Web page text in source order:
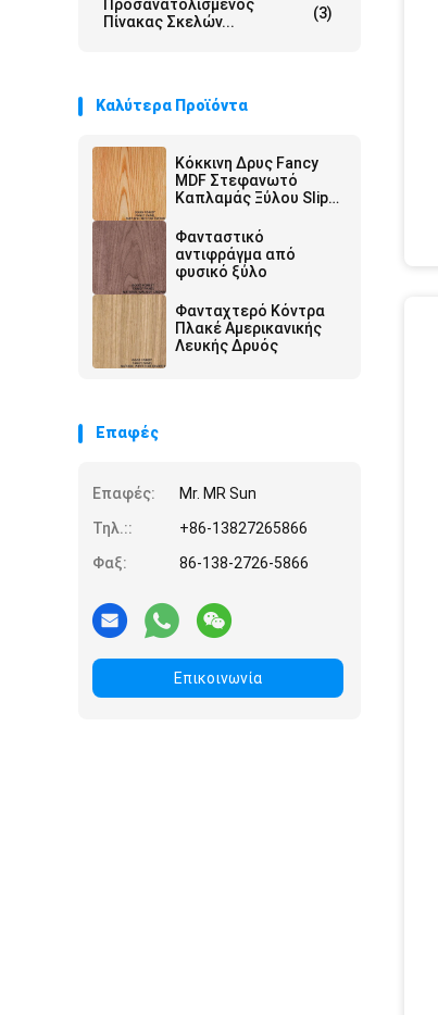
Προσανατολισμένος
Πίνακας Σκελών...
(3)
Καλύτερα Προϊόντα
Κόκκινη Δρυς Fancy
MDF Στεφανωτό
Καπλαμάς Ξύλου Slip
Φανταστικό
αντιφράγμα από
φυσικό ξύλο
Φανταχτερό Κόντρα
Πλακέ Αμερικανικής
Λευκής Δρυός
Επαφές
Επαφές:
Mr. MR Sun
Τηλ.::
+86-13827265866
Φαξ:
86-138-2726-5866
Επικοινωνία